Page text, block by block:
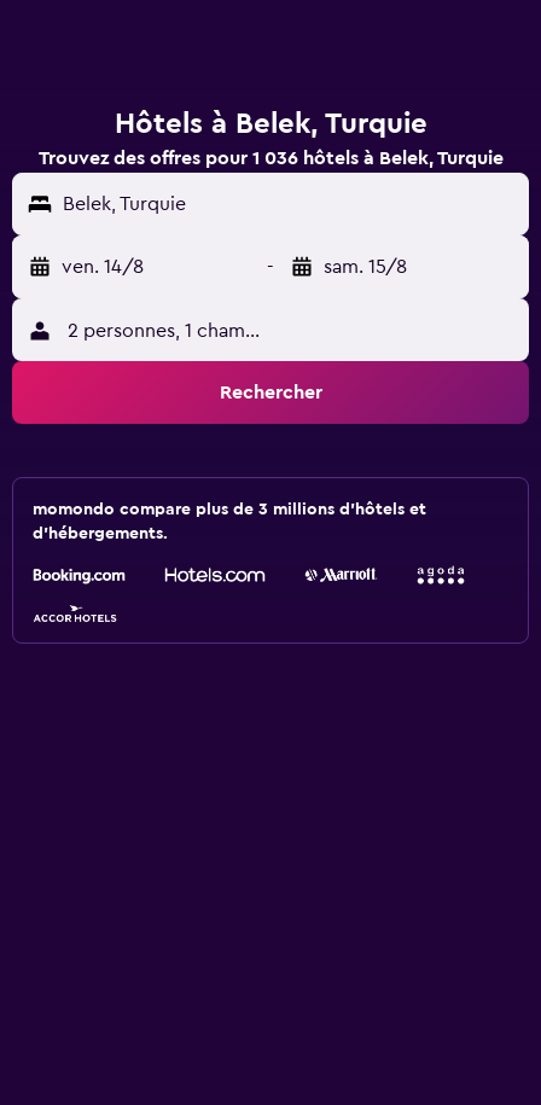
Hôtels à Belek, Turquie
Trouvez des offres pour 1 036 hôtels à Belek, Turquie
Belek, Turquie
ven. 14/8 - sam. 15/8
2 personnes, 1 chambre
Rechercher
momondo compare plus de 3 millions d'hôtels et
d'hébergements.